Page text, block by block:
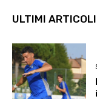
ULTIMI ARTICOLI